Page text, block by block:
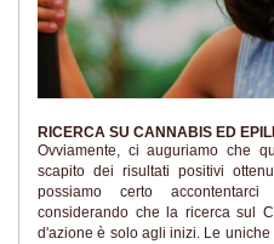
RICERCA SU CANNABIS ED
Ovviamente, ci auguriamo che
scapito dei risultati positivi
possiamo certo
considerando che la ricerca sul
d'azione è solo agli inizi. Le